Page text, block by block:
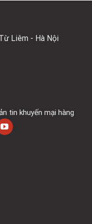
Liêm - Hà Nội
tin khuyến mại hàng